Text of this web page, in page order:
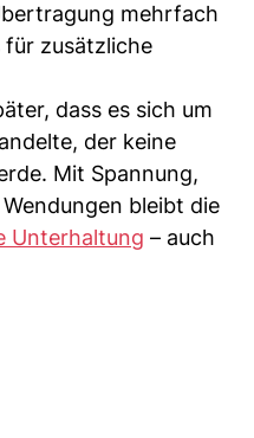
mehrfach
für zusätzliche
dass es sich um
der keine
Mit Spannung,
bleibt die
Unterhaltung – auch